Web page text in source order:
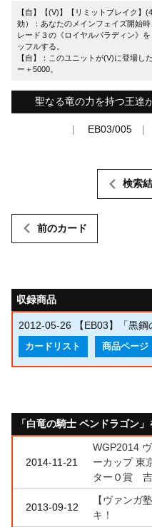
【自】【(V)】【リミットブレイク
効）：あなたのメインフェイズ開始
レード３の《ロイヤルパラディン》
ッフルする。
【自】：このユニットが(V)に登場し
ー＋5000。
聖なる竜の力を持つ王達
EB03/005
前のカード
検索
収録商品
2012-05-26 【EB03】「黒鋼
カードリスト 商品ページ
「白竜の騎士 ペンドラゴン
2014-11-21
WGP2014
ーカップ 東
ターＯ賞
2013-09-12
【ヴァンガ
キ！